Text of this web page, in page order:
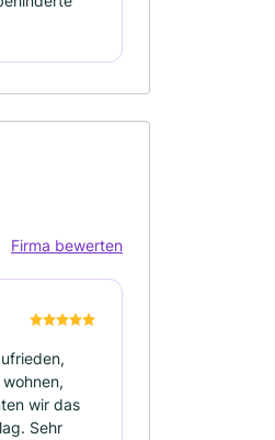
Firma bewerten
wir das
Sehr